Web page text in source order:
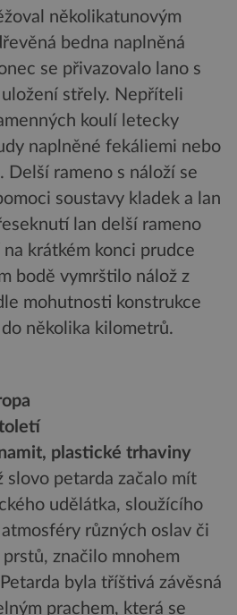
několikatunovým
bedna naplněná
se přivazovalo lano s
uložení střely. Nepříteli
koulí letecky
naplněné fekáliemi nebo
Delší rameno s náloží se
soustavy kladek a lan
lan delší rameno
krátkém konci prudce
bodě vymrštilo nálož z
mohutnosti konstrukce
několika kilometrů.
plastické trhaviny
slovo petarda začalo mít
udělátka, sloužícího
různých oslav či
značilo mnohem
byla tříštivá závěsná
prachem, která se